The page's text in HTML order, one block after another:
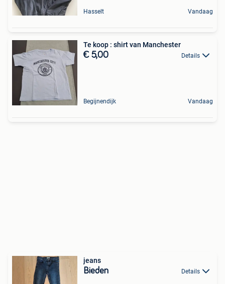
Hasselt Vandaag
Te koop : shirt van Manchester
€ 5,00 Details
Begijnendijk Vandaag
jeans
Bieden Details